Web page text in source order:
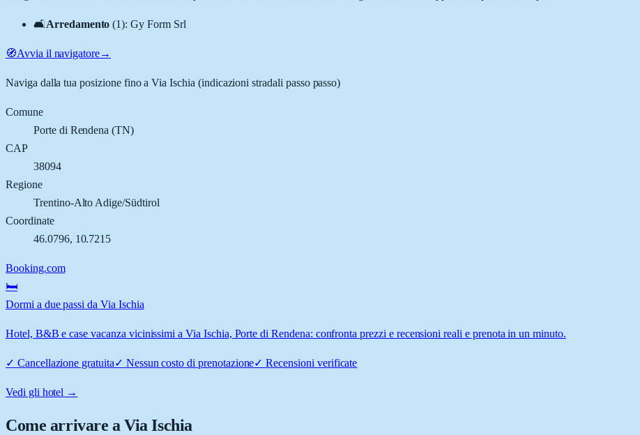
🛋️Arredamento (1):Gy Form Srl
🧭Avvia il navigatore→
Naviga dalla tua posizione fino aVia Ischia (indicazioni stradali passo passo)
Comune
Porte di Rendena (TN)
CAP
38094
Regione
Trentino-Alto Adige/Südtirol
Coordinate
46.0796, 10.7215
Booking.com
🛏️
Dormi a due passi da Via Ischia
Hotel, B&B e case vacanza vicinissimi a Via Ischia, Porte di Rendena: confronta prezzi e recensioni reali e prenota in un minuto.
✓ Cancellazione gratuita✓ Nessun costo di prenotazione✓Recensioni verificate
Vedi gli hotel →
Come arrivare aVia Ischia